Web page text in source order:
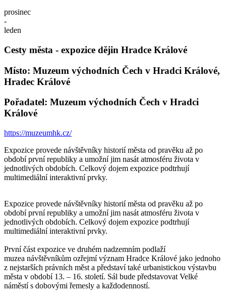
prosinec
-
leden
Cesty města - expozice dějin Hradce Králové
Místo: Muzeum východních Čech v Hradci Králové,
Hradec Králové
Pořadatel: Muzeum východních Čech v Hradci
Králové
https://muzeumhk.cz/
Expozice provede návštěvníky historií města od pravěku až po
období první republiky a umožní jim nasát atmosféru života v
jednotlivých obdobích. Celkový dojem expozice podtrhují
multimediální interaktivní prvky.
Expozice provede návštěvníky historií města od pravěku až po
období první republiky a umožní jim nasát atmosféru života v
jednotlivých obdobích. Celkový dojem expozice podtrhují
multimediální interaktivní prvky.
První část expozice ve druhém nadzemním podlaží
muzea návštěvníkům ozřejmí význam Hradce Králové jako jednoho
z nejstarších právních měst a představí také urbanistickou výstavbu
města v období 13. – 16. století. Sál bude představovat Velké
náměstí s dobovými řemesly a každodenností.